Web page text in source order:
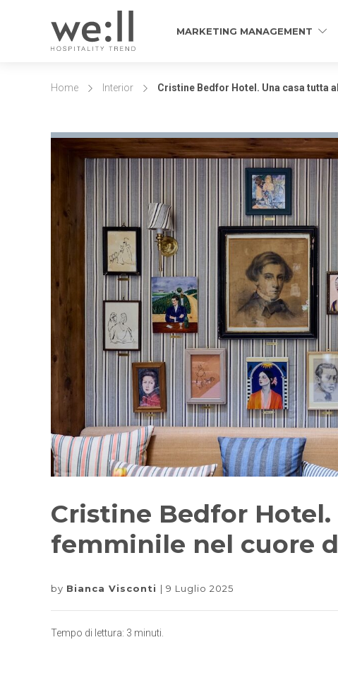
MARKETING MANAGEMENT
Home Interior Cristine Bedfor Hotel. Una casa tutta
Cristine Bedfor
femminile nel cuore
by Bianca Visconti 9 Luglio 2025
Tempo di lettura: 3 minuti.